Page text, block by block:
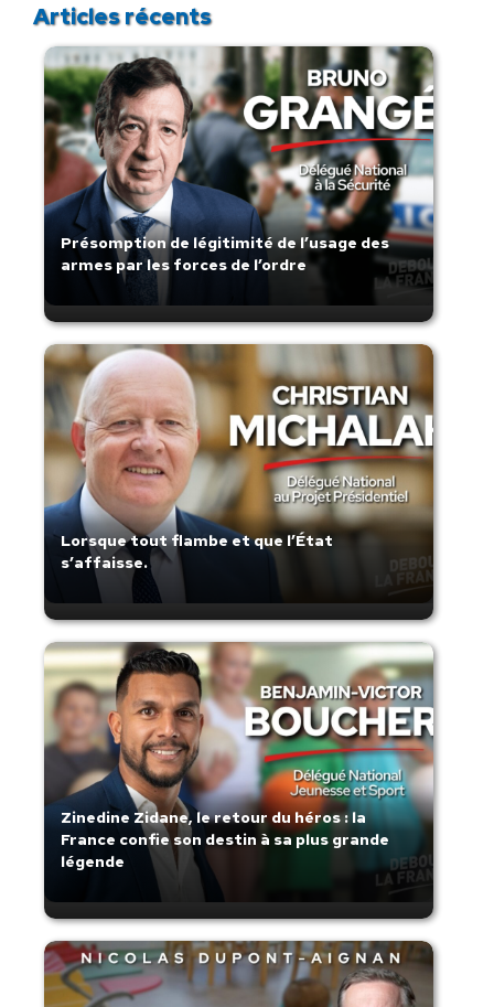
Articles récents
Présomption de légitimité de l’usage des
armes par les forces de l’ordre
Lorsque tout flambe et que l’État
s’affaisse.
Zinedine Zidane, le retour du héros : la
France confie son destin à sa plus grande
légende